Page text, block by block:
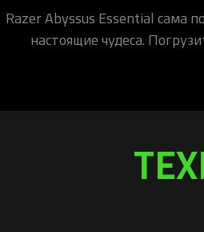
Razer Abyssus Essential сама
настоящие чудеса.